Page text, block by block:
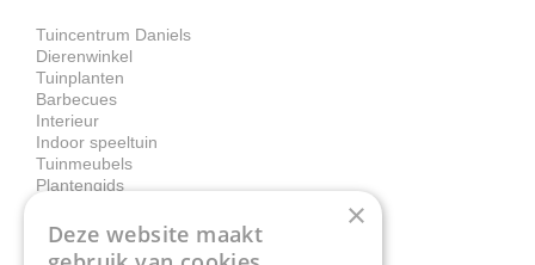
Tuincentrum Daniels
Dierenwinkel
Tuinplanten
Barbecues
Interieur
Indoor speeltuin
Tuinmeubels
Plantengids
Contact
×
Deze website maakt